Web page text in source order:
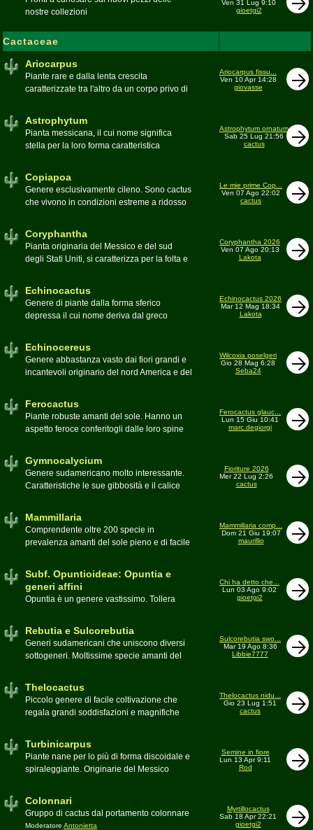
nostre collezioni
Ven 31 Lug 9:10
gioetgi2
Cactaceae
Ariocarpus
Piante rare e dalla lenta crescita
caratterizzate tra l'altro da un corpo privo di
alto rischio di scomparsa in habitat. Amanti
di terricci calcarei e ben drenati
Moderatore
Ariocarpus fissu...
Ven 10 Apr 14:28
giovasse
Astrophytum
Pianta messicana, il cui nome significa
stella per la loro forma caratteristica
Astrophytum ornatum
Sab 25 Lug 21:56
cactus
Copiapoa
Genere esclusivamente cileno. Sono cactus
che vivono in condizioni estreme a ridosso
ModeratoreLuca
Le mie prime Cop...
Ven 07 Ago 22:02
cactus
Coryphantha
Pianta originaria del Messico e del sud
degli Stati Uniti, si caratterizza per la folta e
ànthos (fiore) per via dei suoi fiori che
spuntano sulla cima della pianta
Moderatore
Coryphantha 2026
Ven 07 Ago 20:13
Lakota
Echinocactus
Genere di piante dalla forma sferico
depressa il cui nome deriva dal greco
denominati cactus barile per il loro notevole
pessimo
Echinocactus 2026
Mar 12 Mag 18:34
Lakota
Echinocereus
Genere abbastanza vasto dai fiori grandi e
incantevoli originario del nord America e del
Wilcoxia poselgeri
Gio 28 Mag 6:28
Seba24
Ferocactus
Piante robuste amanti del sole. Hanno un
aspetto feroce conferitogli dalle loro spine
Ferocactus glauc...
Lun 15 Giu 10:41
marc.degiorgi
Gymnocalycium
Genere sudamericano molto interessante.
Caratteristiche le sue gibbosità e il calice
Fioriture 2026
Mer 22 Lug 2:26
cactus
Mammillaria
Comprendente oltre 200 specie in
prevalenza amanti del sole pieno e di facile
Mammillaria comp...
Dom 21 Giu 19:07
maurillio
Subf. Opuntioideae: Opuntia e
generi affini
Opuntia è un genere vastissimo. Tollera
Canada. Caratteristiche le temute spine
carnosi spesso commestibili
Chi ha detto che...
Lun 03 Ago 9:02
gioetgi2
Rebutia e Sulcorebutia
Generi sudamericani che uniscono diversi
sottogeneri. Moltissime specie amanti del
Sulcorebutia swo...
Mar 19 Ago 8:36
Libbie7777
Thelocactus
Piccolo genere di facile coltivazione che
regala grandi soddisfazioni e magnifiche
Thelocactus nidu...
Gio 23 Lug 1:51
cactus
Turbinicarpus
Piante nane per lo più di forma discoidale e
spiraleggiante. Originarie del Messico
Semine in fiore
Lun 13 Apr 9:11
Rod
Colonnari
Gruppo di cactus dal portamento colonnare
Moderatore Antonietta
Myrtillocactus
Sab 18 Apr 22:21
gioetgi2